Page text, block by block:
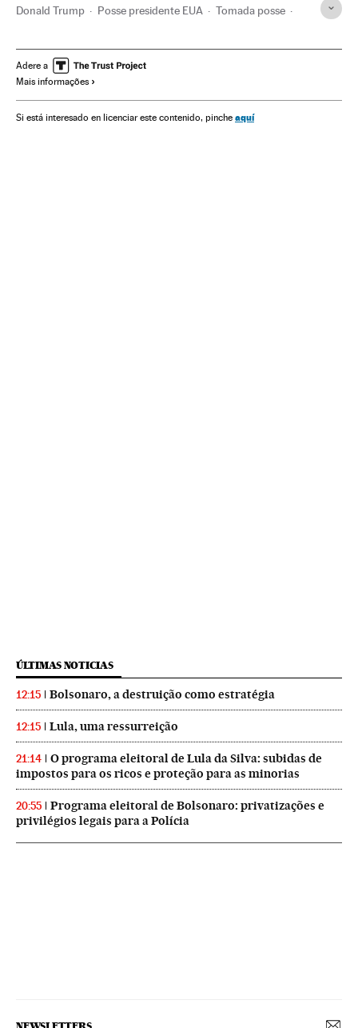
Donald Trump Posse presidente EUA Tomada posse
Governo América Administração Estado
Administração pública
Tomada de Posse de Donald Trump como Presidente 45 dos
Adere a
Mais informações
Si está interesado en licenciar este contenido, pinche aquí
ÚLTIMAS NOTICIAS
12:15 Bolsonaro, a destruição como estratégia
12:15 Lula, uma ressurreição
21:14
O programa eleitoral de Lula da Silva: subidas de
impostos para os ricos e proteção para as minorias
20:55
Programa eleitoral de Bolsonaro: privatizações e
privilégios legais para a Polícia